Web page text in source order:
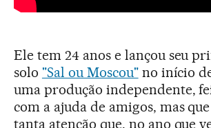
Ele tem 24 anos e lançou seu
solo "Sal ou Moscou"no início
uma produção independente,
com a ajuda de amigos, mas
tanta atenção que, no ano que